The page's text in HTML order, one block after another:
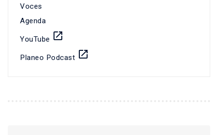
Voces
Agenda
YouTube launch
Planeo Podcast launch